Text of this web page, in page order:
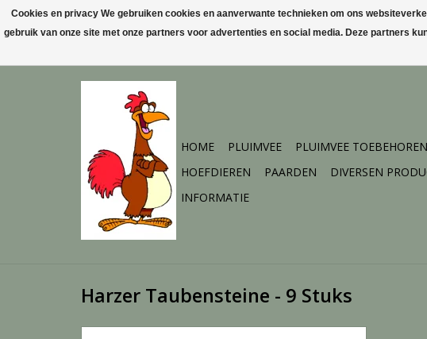
HOME PLUIMVEE PLUIMVEE TOEBEHOREN
HOEFDIEREN
PAARDEN DIVERSEN
INFORMATIE
Harzer Taubensteine - 9 Stuks
Cookies en privacy We gebruiken cookies en aanverwante technieken om ons
gebruik van onze site met onze partners voor advertenties en social media. Deze partners